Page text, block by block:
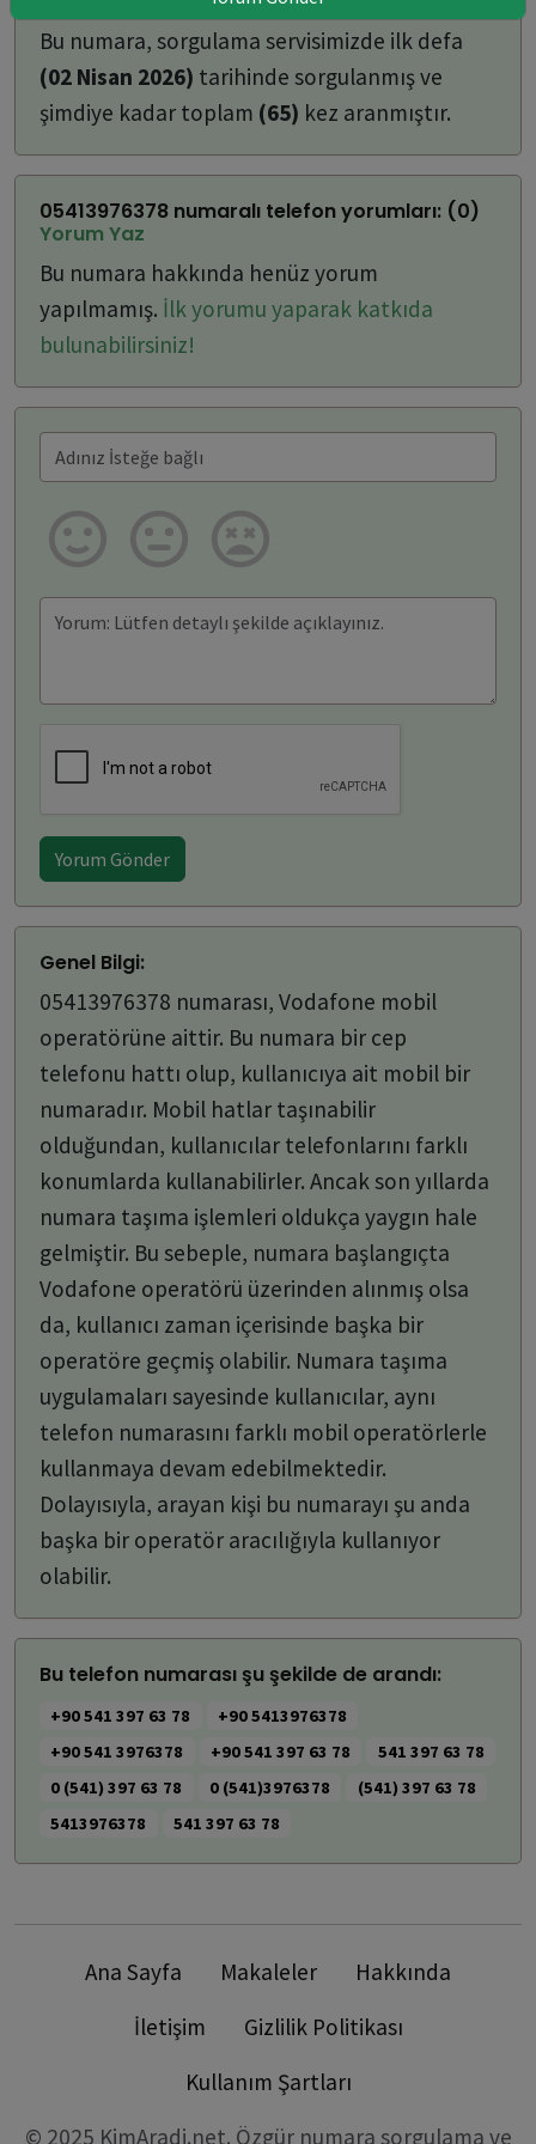
Bu numara, sorgulama servisimizde ilk defa
(02 Nisan 2026) tarihinde sorgulanmış ve
şimdiye kadar toplam (65) kez aranmıştır.
05413976378 numaralı telefon yorumları: (0)
Yorum Yaz
Bu numara hakkında henüz yorum
yapılmamış. İlk yorumu yaparak katkıda
bulunabilirsiniz!
Yorum Gönder
Genel Bilgi:
05413976378 numarası, Vodafone mobil
operatörüne aittir. Bu numara bir cep
telefonu hattı olup, kullanıcıya ait mobil bir
numaradır. Mobil hatlar taşınabilir
olduğundan, kullanıcılar telefonlarını farklı
konumlarda kullanabilirler. Ancak son yıllarda
numara taşıma işlemleri oldukça yaygın hale
gelmiştir. Bu sebeple, numara başlangıçta
Vodafone operatörü üzerinden alınmış olsa
da, kullanıcı zaman içerisinde başka bir
operatöre geçmiş olabilir. Numara taşıma
uygulamaları sayesinde kullanıcılar, aynı
telefon numarasını farklı mobil operatörlerle
kullanmaya devam edebilmektedir.
Dolayısıyla, arayan kişi bu numarayı şu anda
başka bir operatör aracılığıyla kullanıyor
olabilir.
Bu telefon numarası şu şekilde de arandı:
+90 541 397 63 78
+90 5413976378
+90 541 3976378
+90 541 397 63 78
541 397 63 78
0 (541) 397 63 78
0 (541)3976378
(541) 397 63 78
5413976378
541 397 63 78
Ana Sayfa Makaleler
Hakkında
İletişim
Gizlilik Politikası
Kullanım Şartları
© 2025 KimAradi.net. Özgür numara sorgulama ve